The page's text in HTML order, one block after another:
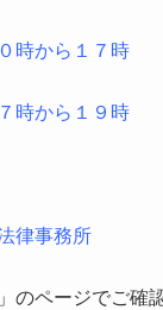
時から１７時
時から１９時
律事務所
のページでご確